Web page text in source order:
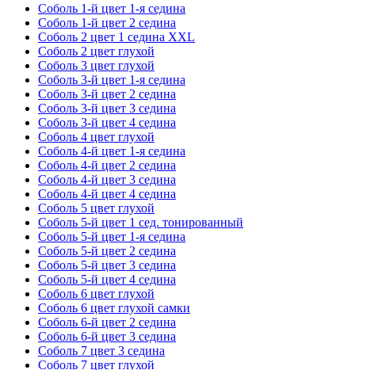
Соболь 1-й цвет 1-я седина
Соболь 1-й цвет 2 седина
Соболь 2 цвет 1 седина XXL
Соболь 2 цвет глухой
Соболь 3 цвет глухой
Соболь 3-й цвет 1-я седина
Соболь 3-й цвет 2 седина
Соболь 3-й цвет 3 седина
Соболь 3-й цвет 4 седина
Соболь 4 цвет глухой
Соболь 4-й цвет 1-я седина
Соболь 4-й цвет 2 седина
Соболь 4-й цвет 3 седина
Соболь 4-й цвет 4 седина
Соболь 5 цвет глухой
Соболь 5-й цвет 1 сед. тонированный
Соболь 5-й цвет 1-я седина
Соболь 5-й цвет 2 седина
Соболь 5-й цвет 3 седина
Соболь 5-й цвет 4 седина
Соболь 6 цвет глухой
Соболь 6 цвет глухой самки
Соболь 6-й цвет 2 седина
Соболь 6-й цвет 3 седина
Соболь 7 цвет 3 седина
Соболь 7 цвет глухой